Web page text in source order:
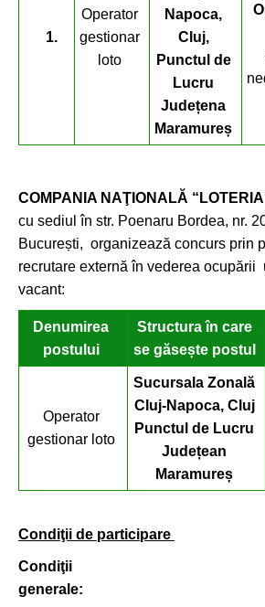
1.
Operator
gestionar
loto
Napoca,
Cluj,
Punctul de
Lucru
Județena
Maramureș
COMPANIA NAŢIONALĂ
cu sediul în str. Poenaru Bordea, nr.
București, organizează concurs prin
recrutare externă în vederea ocupării
vacant:
Denumirea
postului
Structura în care
se găsește postul
Operator
gestionar loto
Sucursala Zonal ă
Cluj-Napoca, Cluj
Punctul de Lucru
Județean
Maramureș
Condiţii de participare
Condiţii